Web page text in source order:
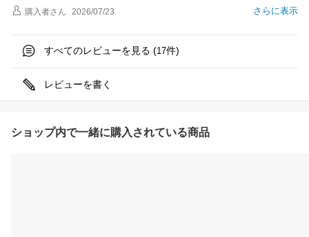
さらに表示
購入者さん 2026/07/23
すべてのレビューを見る (17件)
レビューを書く
ショップ内で一緒に購入されている商品